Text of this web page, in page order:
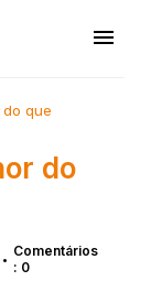
que
do
• Comentários
: 0